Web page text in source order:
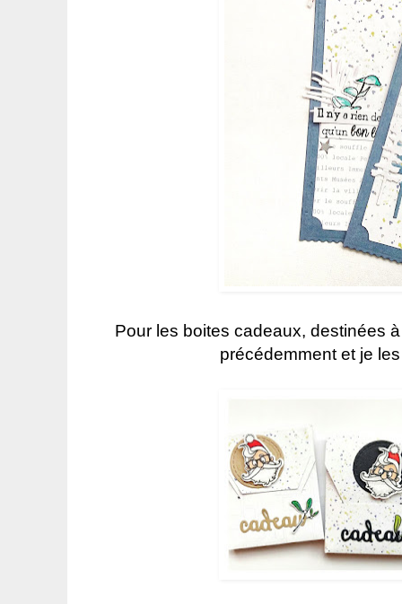
Pour les boites cadeaux, destinées
précédemment et je